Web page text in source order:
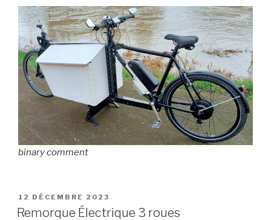
binary comment
PUBLIÉ
LE
12 DÉCEMBRE 2023
Remorque Électrique 3 roues